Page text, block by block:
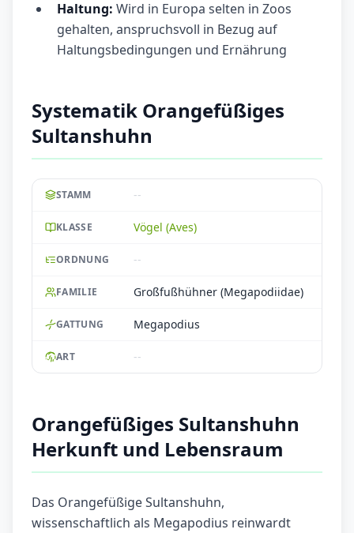
Haltung: Wird in Europa selten in Zoos
gehalten, anspruchsvoll in Bezug auf
Haltungsbedingungen und Ernährung
Systematik Orangefüßiges
Sultanshuhn
STAMM --
KLASSE Vögel (Aves)
ORDNUNG --
FAMILIE Großfußhühner (Megapodiidae)
GATTUNG Megapodius
ART --
Orangefüßiges Sultanshuhn
Herkunft und Lebensraum
Das Orangefüßige Sultanshuhn,
wissenschaftlich als Megapodius reinwardt